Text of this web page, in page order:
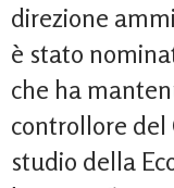
direzione
è stato
che ha
controllore del
studio della